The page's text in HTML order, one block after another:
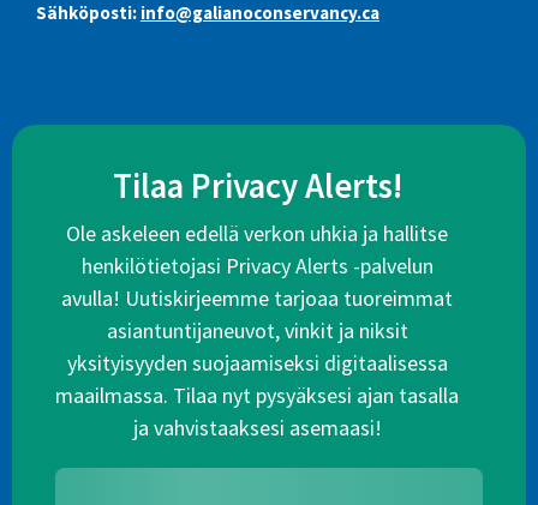
Sähköposti: info@galianoconservancy.ca
Tilaa Privacy Alerts!
Ole askeleen edellä verkon uhkia ja hallitse
henkilötietojasi Privacy Alerts -palvelun
avulla! Uutiskirjeemme tarjoaa tuoreimmat
asiantuntijaneuvot, vinkit ja niksit
yksityisyyden suojaamiseksi digitaalisessa
maailmassa. Tilaa nyt pysyäksesi ajan tasalla
ja vahvistaaksesi asemaasi!